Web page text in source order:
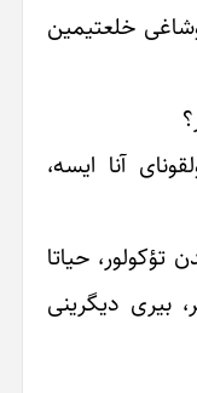
خلعتیمین
آنا ایسه،
حیاتا
بیری دیگرینی